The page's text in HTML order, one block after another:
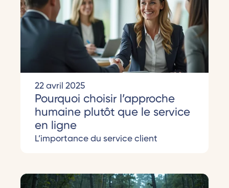
22 avril 2025
Pourquoi choisir l’approche
humaine plutôt que le service
en ligne
L’importance du service client